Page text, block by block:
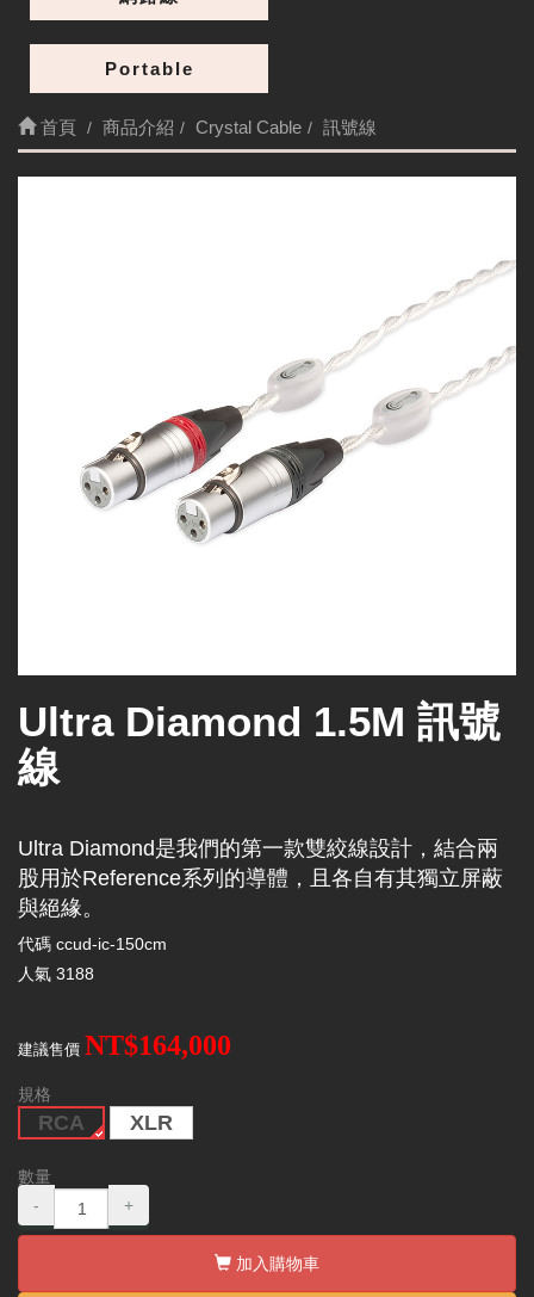
Portable
首頁 商品介紹 Crystal Cable 訊號線
Ultra Diamond 1.5M 訊號
線
Ultra Diamond是我們的第一款雙絞線設計，結合兩
股用於Reference系列的導體，且各自有其獨立屏蔽
與絕緣。
代碼 ccud-ic-150cm
人氣 3188
建議售價 NT$164,000
規格
RCA XLR
數量
-
+
加入購物車